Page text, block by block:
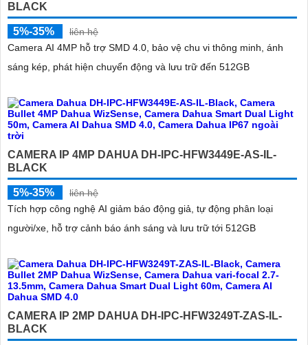
BLACK
5%-35%
liên hệ
Camera AI 4MP hỗ trợ SMD 4.0, bảo vệ chu vi thông minh, ánh
sáng kép, phát hiện chuyển động và lưu trữ đến 512GB
CAMERA IP 4MP DAHUA DH-IPC-HFW3449E-AS-IL-
BLACK
5%-35%
liên hệ
Tích hợp công nghệ AI giảm báo động giả, tự động phân loại
người/xe, hỗ trợ cảnh báo ánh sáng và lưu trữ tới 512GB
CAMERA IP 2MP DAHUA DH-IPC-HFW3249T-ZAS-IL-
BLACK